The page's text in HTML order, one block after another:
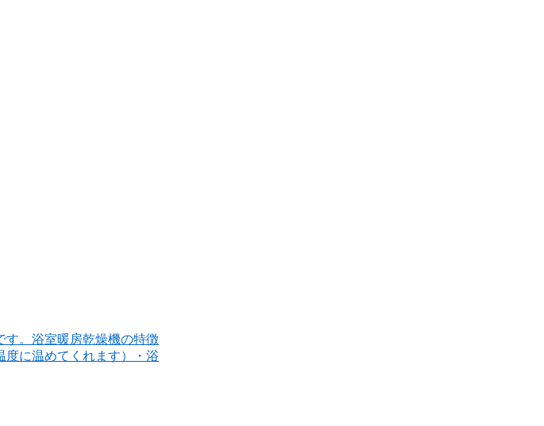
す。浴室暖房乾燥機の特徴
度に温めてくれます）・浴